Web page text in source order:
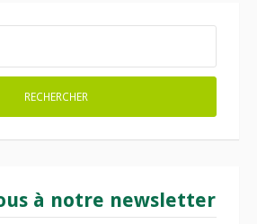
à notre newsletter